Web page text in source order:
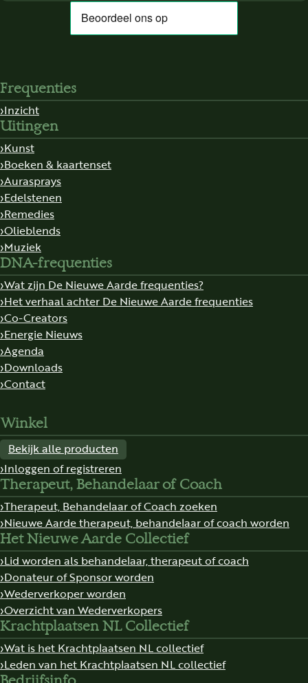
Frequenties
Inzicht
Uitingen
Kunst
Boeken & kaartenset
Aurasprays
Edelstenen
Remedies
Olieblends
Muziek
DNA-frequenties
Wat zijn De Nieuwe Aarde frequenties?
Het verhaal achter De Nieuwe Aarde frequenties
Co-Creators
Energie Nieuws
Agenda
Downloads
Contact
Winkel
Bekijk alle producten
Inloggen of registreren
Therapeut, Behandelaar of Coach
Therapeut, Behandelaar of Coach zoeken
Nieuwe Aarde therapeut, behandelaar of coach worden
Het Nieuwe Aarde Collectief
Lid worden als behandelaar, therapeut of coach
Donateur of Sponsor worden
Wederverkoper worden
Overzicht van Wederverkopers
Krachtplaatsen NL Collectief
Wat is het Krachtplaatsen NL collectief
Leden van het Krachtplaatsen NL collectief